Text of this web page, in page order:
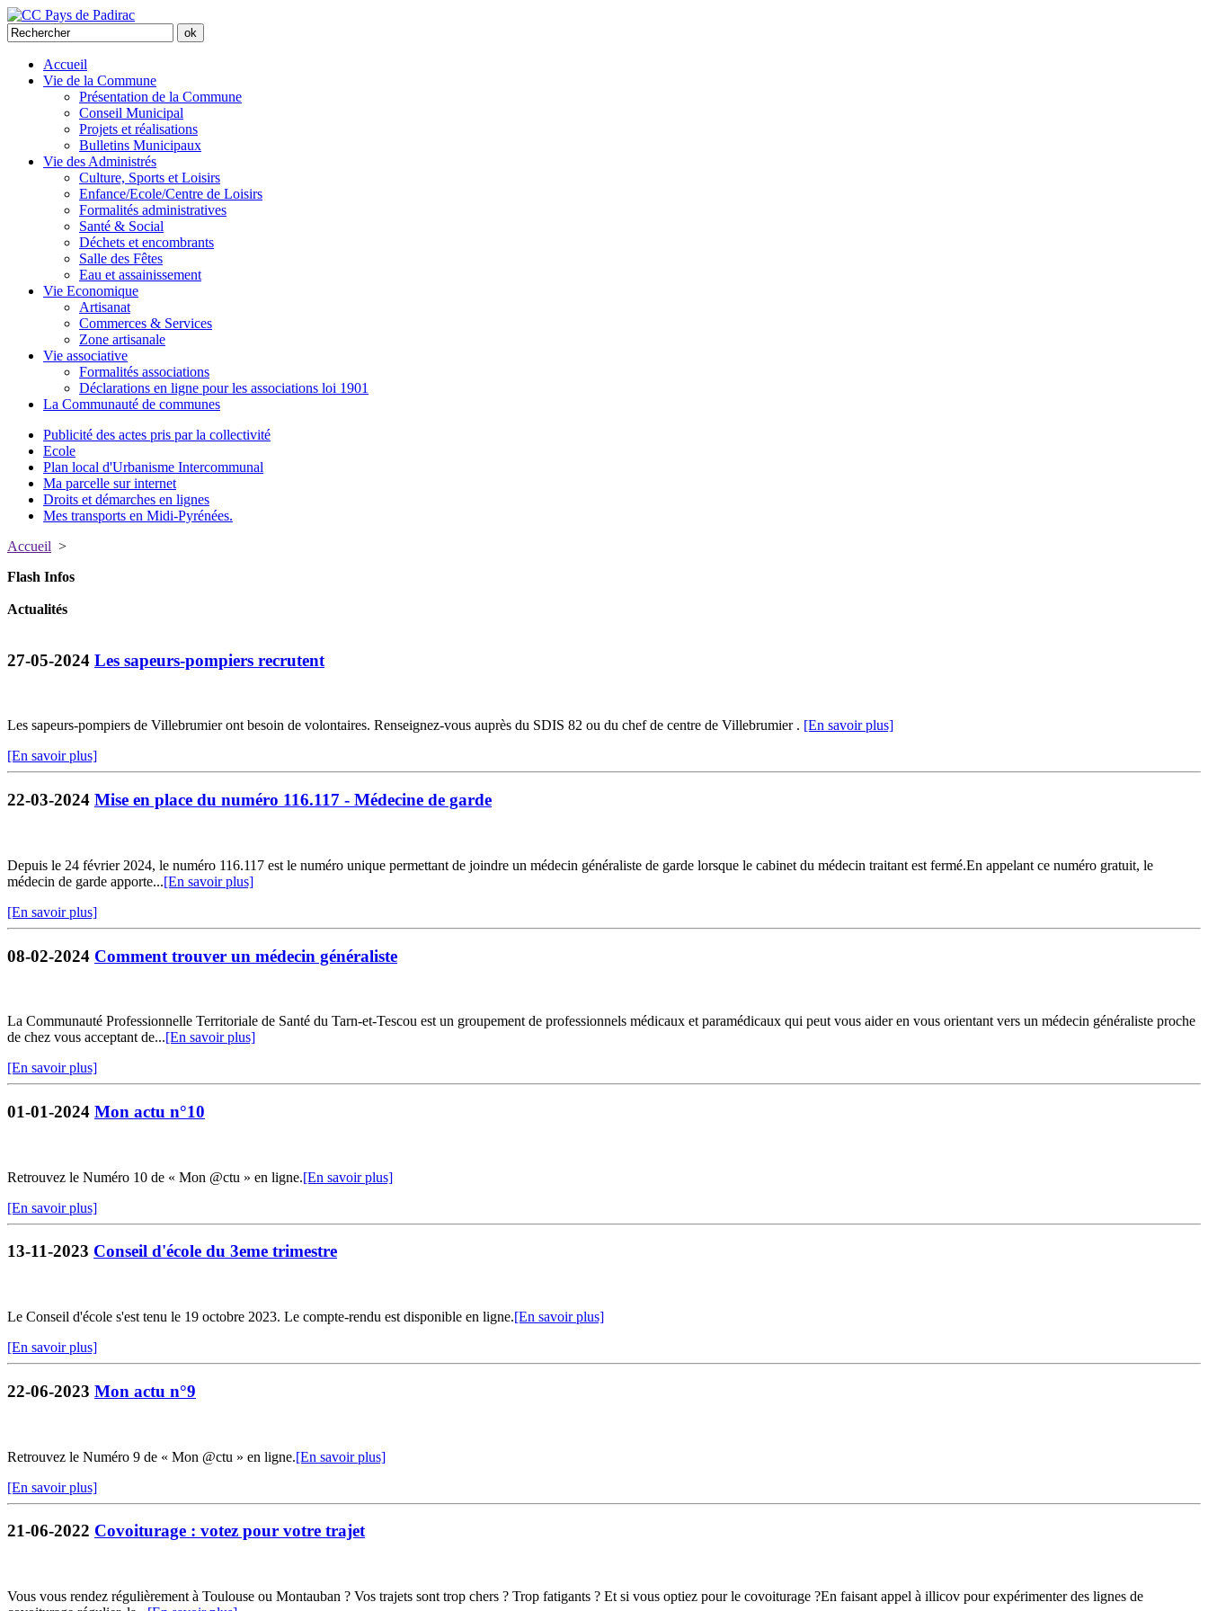
Accueil
Vie de la Commune
Présentation de la Commune
Conseil Municipal
Projets et réalisations
Bulletins Municipaux
Vie des Administrés
Culture, Sports et Loisirs
Enfance/Ecole/Centre de Loisirs
Formalités administratives
Santé & Social
Déchets et encombrants
Salle des Fêtes
Eau et assainissement
Vie Economique
Artisanat
Commerces & Services
Zone artisanale
Vie associative
Formalités associations
Déclarations en ligne pour les associations loi 1901
La Communauté de communes
Publicité des actes pris par la collectivité
Ecole
Plan local d'Urbanisme Intercommunal
Ma parcelle sur internet
Droits et démarches en lignes
Mes transports en Midi-Pyrénées.
Accueil >
Flash Infos
Actualités
27-05-2024 Les sapeurs-pompiers recrutent
Les sapeurs-pompiers de Villebrumier ont besoin de volontaires. Renseignez-vous auprès du SDIS 82 ou du chef de centre de Villebrumier . [En savoir plus]
[En savoir plus]
22-03-2024 Mise en place du numéro 116.117 - Médecine de garde
Depuis le 24 février 2024, le numéro 116.117 est le numéro unique permettant de joindre un médecin généraliste de garde lorsque le cabinet du médecin traitant est fermé.En appelant ce numéro gratuit, le
médecin de garde apporte...[En savoir plus]
[En savoir plus]
08-02-2024 Comment trouver un médecin généraliste
La Communauté Professionnelle Territoriale de Santé du Tarn-et-Tescou est un groupement de professionnels médicaux et paramédicaux qui peut vous aider en vous orientant vers un médecin généraliste proche
de chez vous acceptant de...[En savoir plus]
[En savoir plus]
01-01-2024 Mon actu n°10
Retrouvez le Numéro 10 de « Mon @ctu » en ligne.[En savoir plus]
[En savoir plus]
13-11-2023 Conseil d'école du 3eme trimestre
Le Conseil d'école s'est tenu le 19 octobre 2023. Le compte-rendu est disponible en ligne.[En savoir plus]
[En savoir plus]
22-06-2023 Mon actu n°9
Retrouvez le Numéro 9 de « Mon @ctu » en ligne.[En savoir plus]
[En savoir plus]
21-06-2022 Covoiturage : votez pour votre trajet
Vous vous rendez régulièrement à Toulouse ou Montauban ? Vos trajets sont trop chers ? Trop fatigants ? Et si vous optiez pour le covoiturage ?En faisant appel à illicov pour expérimenter des lignes de